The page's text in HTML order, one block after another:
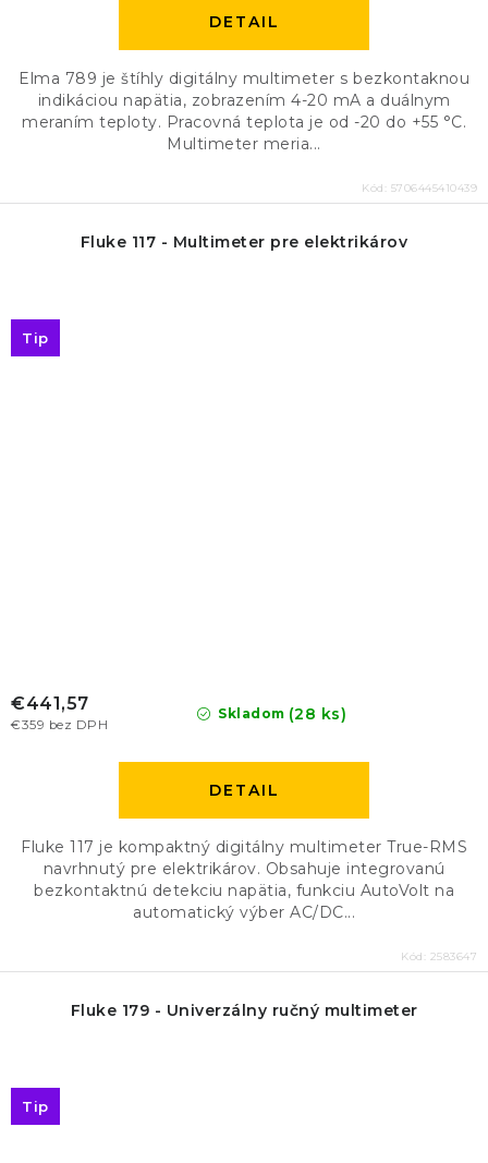
DETAIL
Elma 789 je štíhly digitálny multimeter s bezkontaknou
indikáciou napätia, zobrazením 4-20 mA a duálnym
meraním teploty. Pracovná teplota je od -20 do +55 °C.
Multimeter meria...
Kód: 5706445410439
Fluke 117 - Multimeter pre elektrikárov
Tip
Skladom (28 ks)
€359 bez DPH
€441,57
DETAIL
Fluke 117 je kompaktný digitálny multimeter True-RMS
navrhnutý pre elektrikárov. Obsahuje integrovanú
bezkontaktnú detekciu napätia, funkciu AutoVolt na
automatický výber AC/DC...
Kód: 2583647
Fluke 179 - Univerzálny ručný multimeter
Tip